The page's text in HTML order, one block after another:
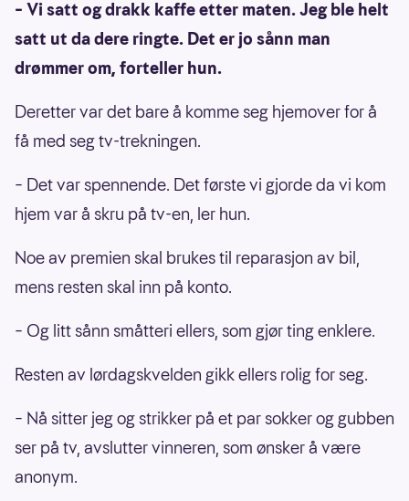
– Vi satt og drakk kaffe etter maten. Jeg ble helt
satt ut da dere ringte. Det er jo sånn man
drømmer om, forteller hun.
Deretter var det bare å komme seg hjemover for å
få med seg tv-trekningen.
– Det var spennende. Det første vi gjorde da vi kom
hjem var å skru på tv-en, ler hun.
Noe av premien skal brukes til reparasjon av bil,
mens resten skal inn på konto.
– Og litt sånn småtteri ellers, som gjør ting enklere.
Resten av lørdagskvelden gikk ellers rolig for seg.
– Nå sitter jeg og strikker på et par sokker og gubben
ser på tv, avslutter vinneren, som ønsker å være
anonym.